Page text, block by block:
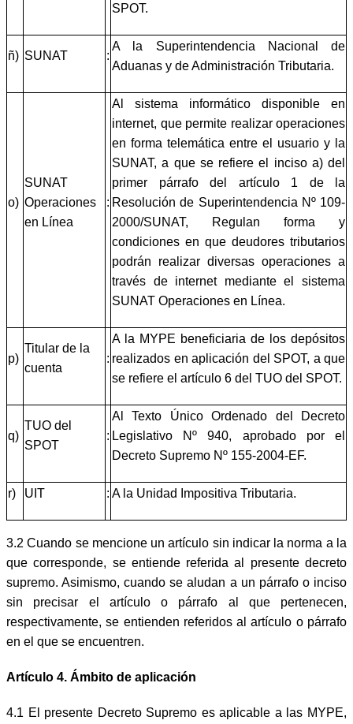
SPOT.
ñ) SUNAT :
A la Superintendencia Nacional de
Aduanas y de Administración Tributaria.
o)
SUNAT
Operaciones
en Línea
:
Al sistema informático disponible en
internet, que permite realizar operaciones
en forma telemática entre el usuario y la
SUNAT, a que se refiere el inciso a) del
primer párrafo del artículo 1 de la
Resolución de Superintendencia Nº 109-
2000/SUNAT, Regulan forma y
condiciones en que deudores tributarios
podrán realizar diversas operaciones a
través de internet mediante el sistema
SUNAT Operaciones en Línea.
p)
Titular de la
cuenta
:
A la MYPE beneficiaria de los depósitos
realizados en aplicación del SPOT, a que
se refiere el artículo 6 del TUO del SPOT.
q)
TUO del
SPOT
:
Al Texto Único Ordenado del Decreto
Legislativo Nº 940, aprobado por el
Decreto Supremo Nº 155-2004-EF.
r) UIT : A la Unidad Impositiva Tributaria.
3.2 Cuando se mencione un artículo sin indicar la norma a la
que corresponde, se entiende referida al presente decreto
supremo. Asimismo, cuando se aludan a un párrafo o inciso
sin precisar el artículo o párrafo al que pertenecen,
respectivamente, se entienden referidos al artículo o párrafo
en el que se encuentren.
Artículo 4. Ámbito de aplicación
4.1 El presente Decreto Supremo es aplicable a las MYPE,